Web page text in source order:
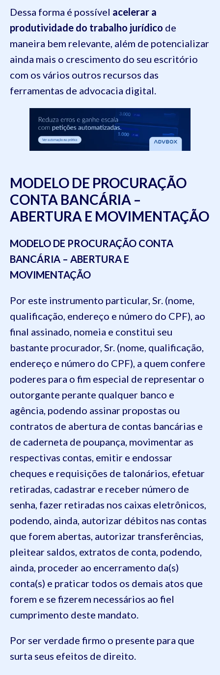
Dessa forma é possível acelerar a
produtividade do trabalho jurídico de
maneira bem relevante, além de potencializar
ainda mais o crescimento do seu escritório
com os vários outros recursos das
ferramentas de advocacia digital.
MODELO DE PROCURAÇÃO
CONTA BANCÁRIA –
ABERTURA E MOVIMENTAÇÃO
MODELO DE PROCURAÇÃO CONTA
BANCÁRIA – ABERTURA E
MOVIMENTAÇÃO
Por este instrumento particular, Sr. (nome,
qualificação, endereço e número do CPF), ao
final assinado, nomeia e constitui seu
bastante procurador, Sr. (nome, qualificação,
endereço e número do CPF), a quem confere
poderes para o fim especial de representar o
outorgante perante qualquer banco e
agência, podendo assinar propostas ou
contratos de abertura de contas bancárias e
de caderneta de poupança, movimentar as
respectivas contas, emitir e endossar
cheques e requisições de talonários, efetuar
retiradas, cadastrar e receber número de
senha, fazer retiradas nos caixas eletrônicos,
podendo, ainda, autorizar débitos nas contas
que forem abertas, autorizar transferências,
pleitear saldos, extratos de conta, podendo,
ainda, proceder ao encerramento da(s)
conta(s) e praticar todos os demais atos que
forem e se fizerem necessários ao fiel
cumprimento deste mandato.
Por ser verdade firmo o presente para que
surta seus efeitos de direito.